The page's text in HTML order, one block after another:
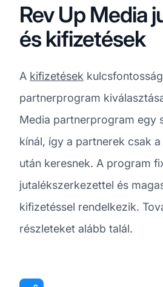
Rev Up Media
és kifizetések
A kifizetések
partnerprogram
Media partnerprogram egy
kínál, így a partnerek csak
után keresnek. A program
jutalékszerkezettel és
kifizetéssel rendelkezik.
részleteket alább talál.